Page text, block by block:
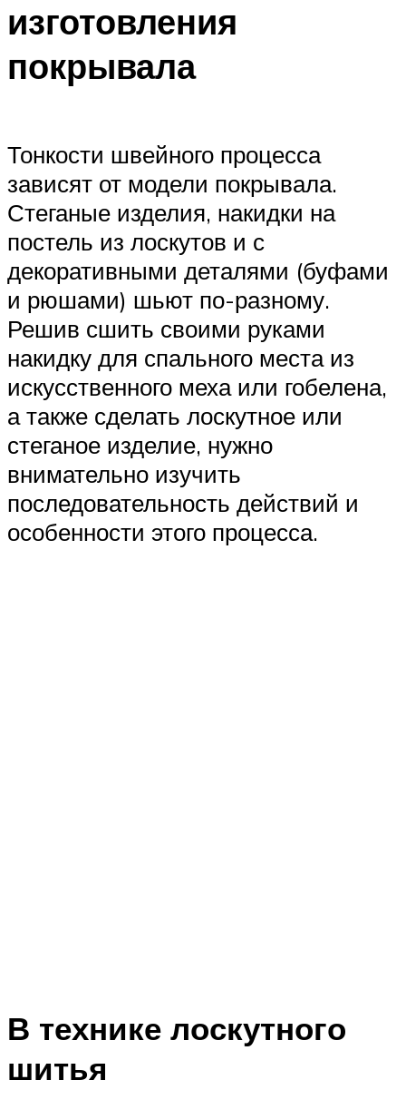
изготовления
покрывала
Тонкости швейного процесса
зависят от модели покрывала.
Стеганые изделия, накидки на
постель из лоскутов и с
декоративными деталями (буфами
и рюшами) шьют по-разному.
Решив сшить своими руками
накидку для спального места из
искусственного меха или гобелена,
а также сделать лоскутное или
стеганое изделие, нужно
внимательно изучить
последовательность действий и
особенности этого процесса.
В технике лоскутного
шитья